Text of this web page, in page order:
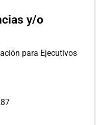
para Ejecutivos
y/o